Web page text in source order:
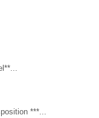
***...